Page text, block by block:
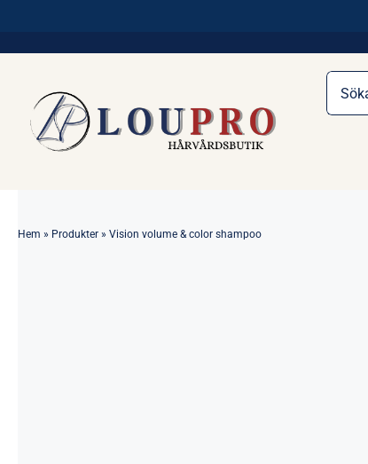
Sök
efter:
Hem » Produkter » Vision volume & color shampoo